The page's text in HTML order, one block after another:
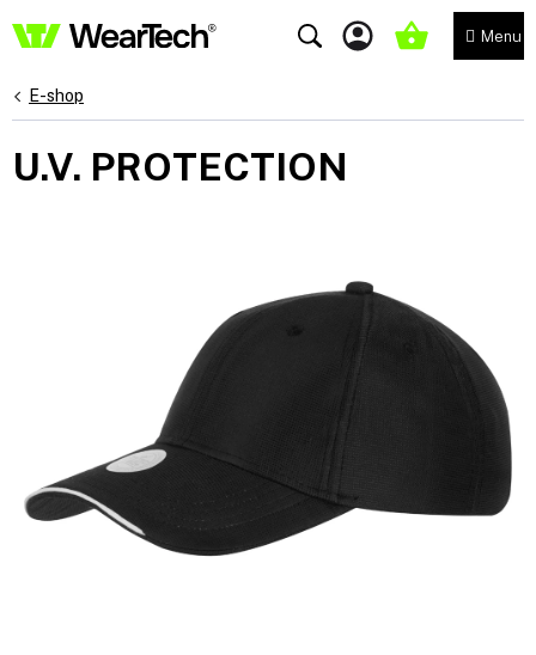
na
NÁKUPNÍ
E-shop
U.V. PROTECTION